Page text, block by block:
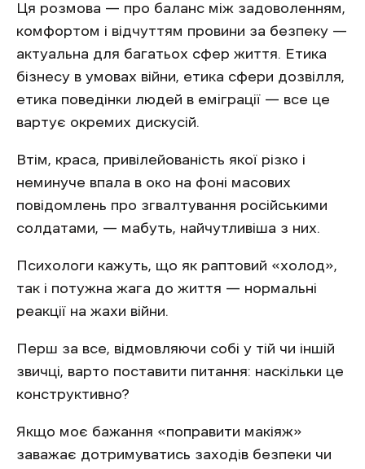
Ця розмова — про баланс між задоволенням,
комфортом і відчуттям провини за безпеку —
актуальна для багатьох сфер життя. Етика
бізнесу в умовах війни, етика сфери дозвілля,
етика поведінки людей в еміграції — все це
вартує окремих дискусій.
Втім, краса, привілейованість якої різко і
неминуче впала в око на фоні масових
повідомлень про згвалтування російськими
солдатами, — мабуть, найчутливіша з них.
Психологи кажуть, що як раптовий «холод»,
так і потужна жага до життя — нормальні
реакції на жахи війни.
Перш за все, відмовляючи собі у тій чи іншій
звичці, варто поставити питання: наскільки це
конструктивно?
Якщо моє бажання «поправити макіяж»
заважає дотримуватись заходів безпеки чи